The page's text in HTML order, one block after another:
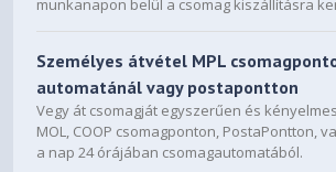
munkanapon belül a csomag kiszállításra
Személyes átvétel MPL
automatánál vagy postapontton
Vegy át csomagját egyszerűen és
MOL, COOP csomagponton, PostaPontton,
a nap 24 órájában csomagautomatából.